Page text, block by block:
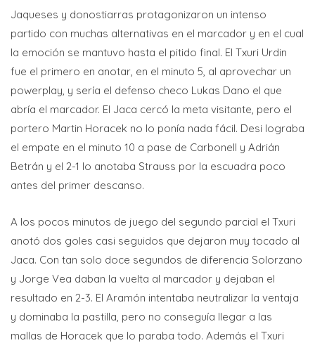
Jaqueses y donostiarras protagonizaron un intenso
partido con muchas alternativas en el marcador y en el cual
la emoción se mantuvo hasta el pitido final. El Txuri Urdin
fue el primero en anotar, en el minuto 5, al aprovechar un
powerplay, y sería el defenso checo Lukas Dano el que
abría el marcador. El Jaca cercó la meta visitante, pero el
portero Martin Horacek no lo ponía nada fácil. Desi lograba
el empate en el minuto 10 a pase de Carbonell y Adrián
Betrán y el 2-1 lo anotaba Strauss por la escuadra poco
antes del primer descanso.
A los pocos minutos de juego del segundo parcial el Txuri
anotó dos goles casi seguidos que dejaron muy tocado al
Jaca. Con tan solo doce segundos de diferencia Solorzano
y Jorge Vea daban la vuelta al marcador y dejaban el
resultado en 2-3. El Aramón intentaba neutralizar la ventaja
y dominaba la pastilla, pero no conseguía llegar a las
mallas de Horacek que lo paraba todo. Además el Txuri